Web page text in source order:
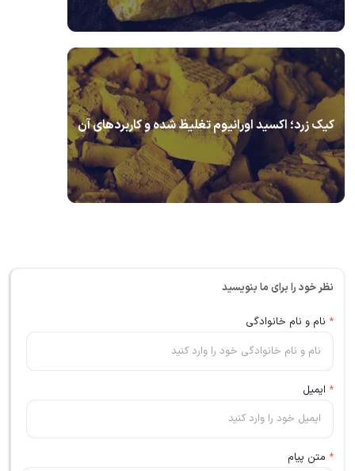
کیک زرد؛ اکسید اورانیوم تغلیظ شده و کاربردهای آن
نظر خود را برای ما بنویسید
* نام و نام خانوادگی
* ایمیل
* متن پیام